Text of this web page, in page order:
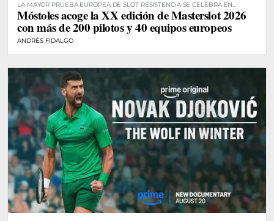
LA MAYOR PRUEBA EUROPEA DE SLOT RESISTENCIA SE CELEBRA EN
MÓSTOLES
Móstoles acoge la XX edición de Masterslot 2026
con más de 200 pilotos y 40 equipos europeos
ANDRÉS FIDALGO